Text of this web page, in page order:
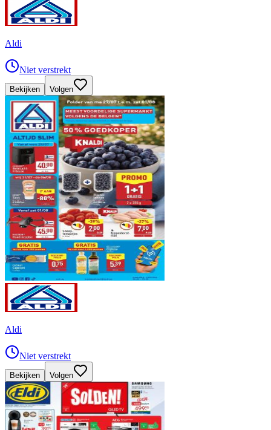
Aldi
Niet verstrekt
Bekijken Volgen
Aldi
Niet verstrekt
Bekijken Volgen